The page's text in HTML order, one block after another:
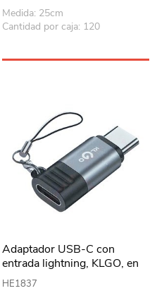
Medida: 25cm
Cantidad por caja: 120
Adaptador USB-C con
entrada lightning, KLGO, en
caja
HE1837